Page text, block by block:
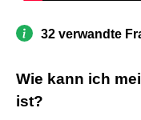
32 verwandte
Wie kann ich
ist?